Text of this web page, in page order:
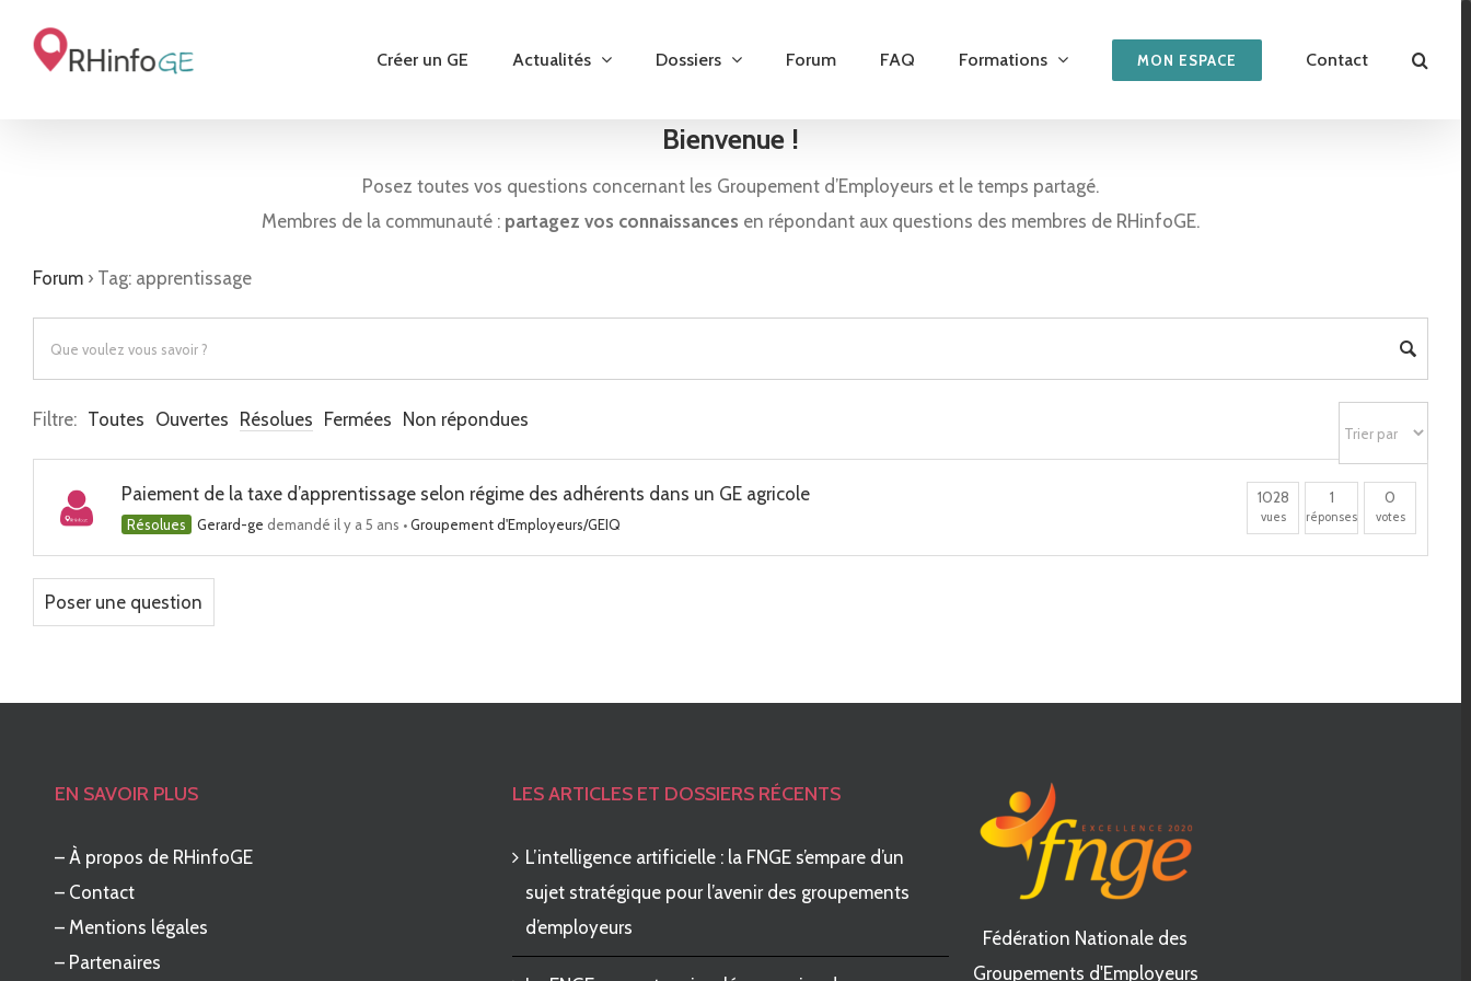
Créer un GE Actualités Dossiers Forum FAQ Formations MON ESPACE Contact
Bienvenue !
Posez toutes vos questions concernant les Groupement d’Employeurs et le temps partagé.
Membres de la communauté : partagez vos connaissances en répondant aux questions des membres de RHinfoGE.
Forum › Tag: apprentissage
Filtre: Toutes Ouvertes Résolues Fermées Non répondues
Paiement de la taxe d’apprentissage selon régime des adhérents dans un GE agricole
Résolues Gerard-ge demandé il y a 5 ans •Groupement d'Employeurs/GEIQ
1028
vues
1
réponses
0
votes
Poser une question
EN SAVOIR PLUS
– À propos de RHinfoGE
– Contact
– Mentions légales
– Partenaires
LES ARTICLES ET DOSSIERS RÉCENTS
L’intelligence artificielle : la FNGE s’empare d’un
sujet stratégique pour l’avenir des groupements
d’employeurs
Fédération Nationale des
Groupements d'Employeurs